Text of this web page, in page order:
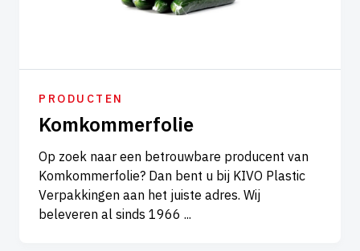
PRODUCTEN
Komkommerfolie
Op zoek naar een betrouwbare producent van
Komkommerfolie? Dan bent u bij KIVO Plastic
Verpakkingen aan het juiste adres. Wij
beleveren al sinds 1966 ...